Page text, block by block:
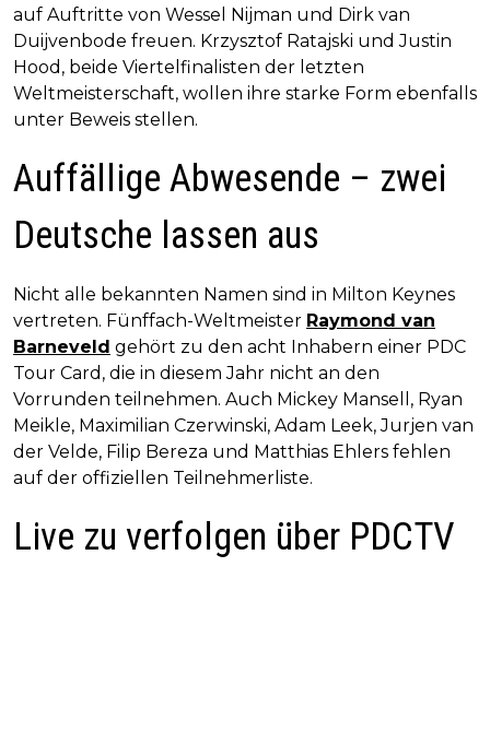
auf Auftritte von Wessel Nijman und Dirk van
Duijvenbode freuen. Krzysztof Ratajski und Justin
Hood, beide Viertelfinalisten der letzten
Weltmeisterschaft, wollen ihre starke Form ebenfalls
unter Beweis stellen.
Auffällige Abwesende – zwei
Deutsche lassen aus
Nicht alle bekannten Namen sind in Milton Keynes
vertreten. Fünffach-Weltmeister Raymond van
Barneveld gehört zu den acht Inhabern einer PDC
Tour Card, die in diesem Jahr nicht an den
Vorrunden teilnehmen. Auch Mickey Mansell, Ryan
Meikle, Maximilian Czerwinski, Adam Leek, Jurjen van
der Velde, Filip Bereza und Matthias Ehlers fehlen
auf der offiziellen Teilnehmerliste.
Live zu verfolgen über PDCTV